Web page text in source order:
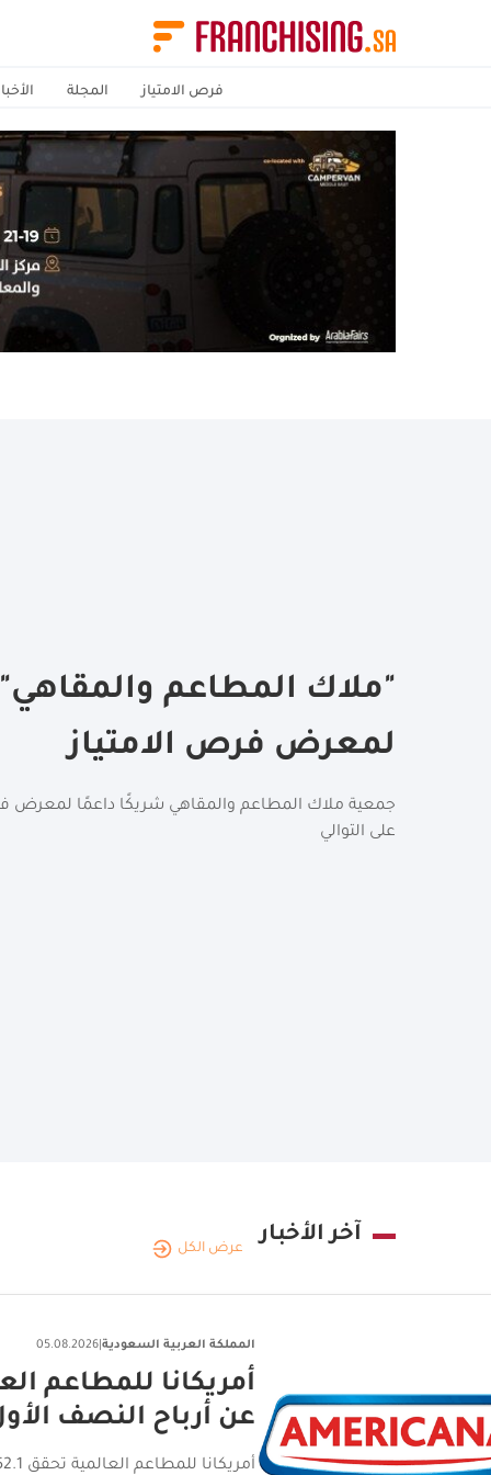
فرص الامتياز المجلة
"ملاك المطاعم
لمعرض فرص الامتياز
جمعية ملاك المطاعم والمقاهي شريكًا داعمًا لمعرض فرص
على التوالي
آخر الأخبار
عرض الكل
المملكة العربية السعودية
اختتام جولة الامتياز